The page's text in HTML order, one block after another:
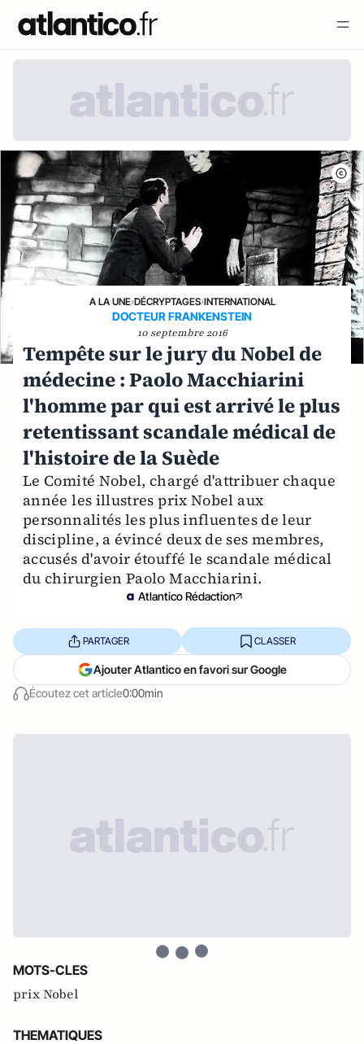
A LA UNE›DÉCRYPTAGES›INTERNATIONAL
DOCTEUR FRANKENSTEIN
10 septembre 2016
Tempête sur le jury du Nobel de
médecine : Paolo Macchiarini
l'homme par qui est arrivé le plus
retentissant scandale médical de
l'histoire de la Suède
Le Comité Nobel, chargé d'attribuer chaque
année les illustres prix Nobel aux
personnalités les plus influentes de leur
discipline, a évincé deux de ses membres,
accusés d'avoir étouffé le scandale médical
du chirurgien Paolo Macchiarini.
Atlantico Rédaction
Écoutez cet article0:00min
PARTAGER CLASSER
Ajouter Atlantico en favori sur Google
MOTS-CLES
prix Nobel
THEMATIQUES